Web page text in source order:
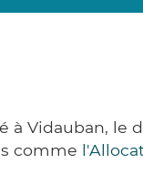
à Vidauban, le
comme